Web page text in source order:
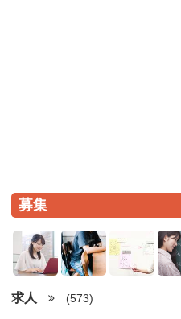
募集
求人 (573)